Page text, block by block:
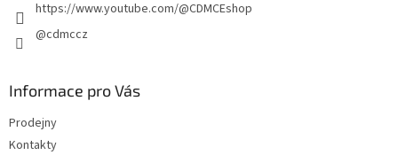
https://www.youtube.com/@CDMCEshop
@cdmccz
Informace pro Vás
Prodejny
Kontakty